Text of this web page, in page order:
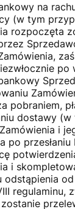
na
(w tym
rozpoczęta
po
pobraniem,
dostawy
i
po
i
odstąpienia
regulaminu,